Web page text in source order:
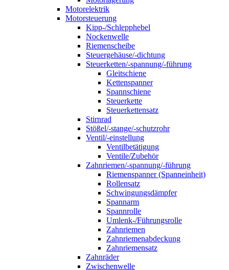
Motorelektrik
Motorsteuerung
Kipp-/Schlepphebel
Nockenwelle
Riemenscheibe
Steuergehäuse/-dichtung
Steuerketten/-spannung/-führung
Gleitschiene
Kettenspanner
Spannschiene
Steuerkette
Steuerkettensatz
Stirnrad
Stößel/-stange/-schutzrohr
Ventil/-einstellung
Ventilbetätigung
Ventile/Zubehör
Zahnriemen/-spannung/-führung
Riemenspanner (Spanneinheit)
Rollensatz
Schwingungsdämpfer
Spannarm
Spannrolle
Umlenk-/Führungsrolle
Zahnriemen
Zahnriemenabdeckung
Zahnriemensatz
Zahnräder
Zwischenwelle